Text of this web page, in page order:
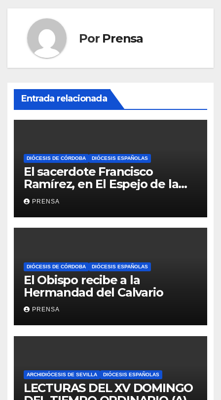
Por Prensa
Entrada relacionada
DIÓCESIS DE CÓRDOBA DIÓCESIS ESPAÑOLAS
El sacerdote Francisco
Ramírez, en El Espejo de la
Iglesia
PRENSA
DIÓCESIS DE CÓRDOBA DIÓCESIS ESPAÑOLAS
El Obispo recibe a la
Hermandad del Calvario
PRENSA
ARCHIDIÓCESIS DE SEVILLA DIÓCESIS ESPAÑOLAS
LECTURAS DEL XV DOMINGO